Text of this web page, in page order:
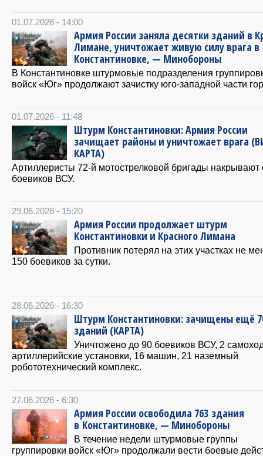
01.07.2026 - 14:00
Армия России заняла десятки зданий в
Лимане, уничтожает живую силу врага в
Константиновке, — Минобороны
В Константиновке штурмовые подразделения
войск «Юг» продолжают зачистку юго-западной части
01.07.2026 - 11:48
Штурм Константиновки: Армия России
зачищает районы и уничтожает врага
КАРТА)
Артиллеристы 72-й мотострелковой бригады накрывают
боевиков ВСУ.
29.06.2026 - 15:20
Армия России продолжает штурм
Константиновки и Красного Лимана
Противник потерял на этих участках не
150 боевиков за сутки.
28.06.2026 - 16:30
Штурм Константиновки: зачищены ещё
зданий (КАРТА)
Уничтожено до 90 боевиков ВСУ, 2
артиллерийские установки, 16 машин, 21 наземный
робототехнический комплекс.
27.06.2026 - 6:30
Армия России освободила 763 здания
в Константиновке, — Минобороны
В течение недели штурмовые группы
группировки войск «Юг» продолжали вести боевые